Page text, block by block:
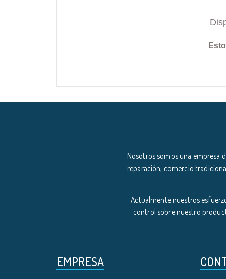
Nosotros somos una empresa
reparación, comercio
Actualmente nuestros
control sobre nuestro
EMPRESA